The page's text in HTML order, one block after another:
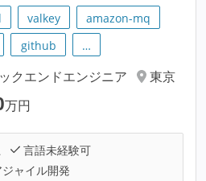
valkey
amazon-mq
github …
クエンドエンジニア
東京
万円
言語未経験可
ジャイル開発